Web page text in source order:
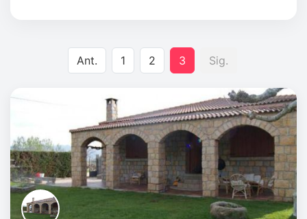
Ant. 1 2 3 Sig.